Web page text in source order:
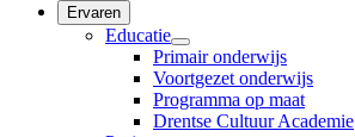
Ervaren
Educatie
Primair onderwijs
Voortgezet onderwijs
Programma op maat
Drentse Cultuur Academie